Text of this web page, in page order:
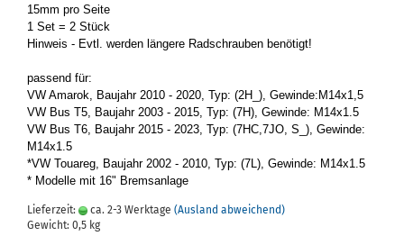
15mm pro Seite
1 Set = 2 Stück
Hin­weis - Evtl. wer­den län­ge­re Rad­schrau­ben be­nö­tigt!
pas­send für:
VW Ama­rok, Bau­jahr 2010 - 2020, Typ: (2H_), Ge­win­de:M14x1,5
VW Bus T5, Bau­jahr 2003 - 2015, Typ: (7H), Ge­win­de: M14x1.5
VW Bus T6, Bau­jahr 2015 - 2023, Typ: (7HC,7JO, S_), Ge­win­de:
M14x1.5
*VW Tou­a­reg, Bau­jahr 2002 - 2010, Typ: (7L), Ge­win­de: M14x1.5
* Mo­del­le mit 16" Brems­an­la­ge
Lieferzeit: ca. 2-3 Werktage (Ausland abweichend)
Gewicht: 0,5 kg